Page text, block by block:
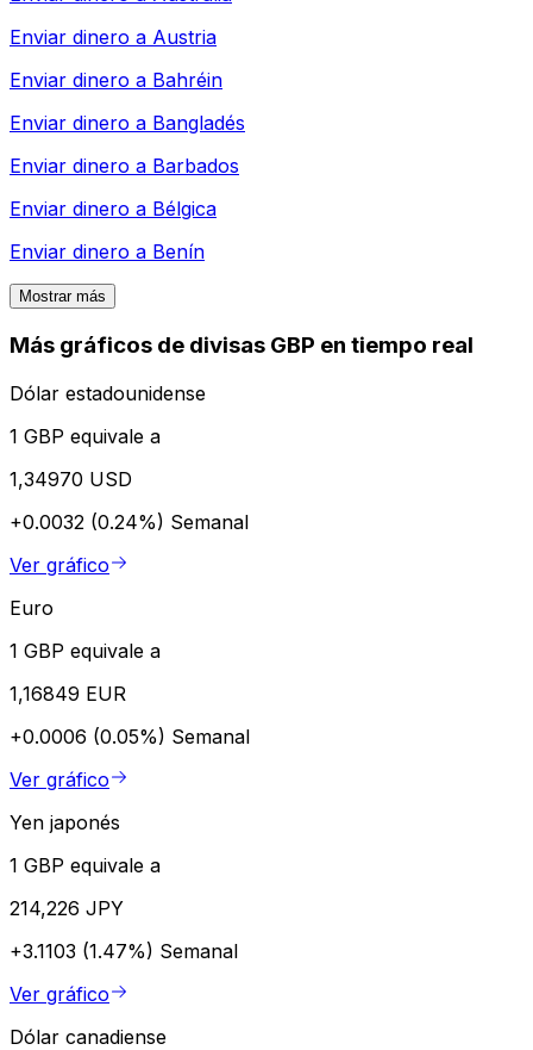
Enviar dinero a Austria
Enviar dinero a Bahréin
Enviar dinero a Bangladés
Enviar dinero a Barbados
Enviar dinero a Bélgica
Enviar dinero a Benín
Mostrar más
Más gráficos de divisas GBP en tiempo real
Dólar estadounidense
1 GBP equivale a
1,34970 USD
+0.0032 (0.24%) Semanal
Ver gráfico
Euro
1 GBP equivale a
1,16849 EUR
+0.0006 (0.05%) Semanal
Ver gráfico
Yen japonés
1 GBP equivale a
214,226 JPY
+3.1103 (1.47%) Semanal
Ver gráfico
Dólar canadiense